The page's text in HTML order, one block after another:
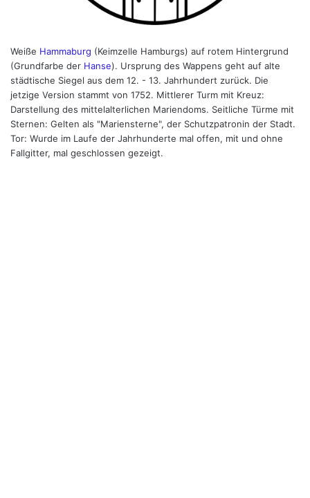
Weiße Hammaburg (Keimzelle Hamburgs) auf rotem Hintergrund
(Grundfarbe der Hanse). Ursprung des Wappens geht auf alte
städtische Siegel aus dem 12. - 13. Jahrhundert zurück. Die
jetzige Version stammt von 1752. Mittlerer Turm mit Kreuz:
Darstellung des mittelalterlichen Mariendoms. Seitliche Türme mit
Sternen: Gelten als "Mariensterne", der Schutzpatronin der Stadt.
Tor: Wurde im Laufe der Jahrhunderte mal offen, mit und ohne
Fallgitter, mal geschlossen gezeigt.